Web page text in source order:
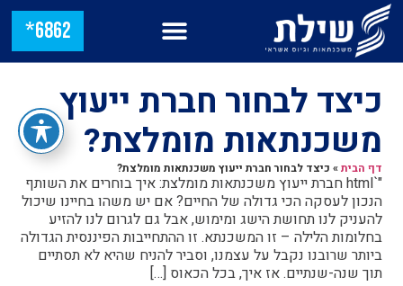
6862*
כיצד לבחור חברת ייעוץ
משכנתאות מומלצת?
דף הבית» כיצד לבחור חברת ייעוץ משכנתאות מומלצת?
"`html חברת ייעוץ משכנתאות מומלצת: איך בוחרים את השותף
הנכון לעסקה הכי גדולה של החיים? אם יש משהו בחיינו שיכול
להעניק לנו תחושת הישג ומימוש, אבל גם לגרום לנו להזיע
בחלומות הלילה – זו המשכנתא. זו ההתחייבות הפיננסית הגדולה
ביותר שרובנו נקבל על עצמנו, וסביר להניח שהיא לא תסתיים
תוך שנה-שנתיים. אז איך, בכל הכאוס […]